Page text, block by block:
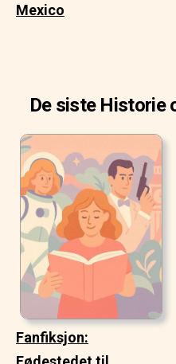
Mexico
De siste Historie
Fanfiksjon: